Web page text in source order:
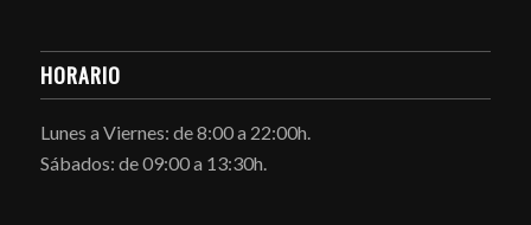
HORARIO
Lunes a Viernes: de 8:00 a 22:00h.
Sábados: de 09:00 a 13:30h.